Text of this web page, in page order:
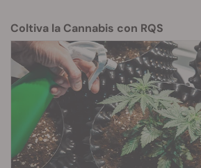
Coltiva la Cannabis con RQS